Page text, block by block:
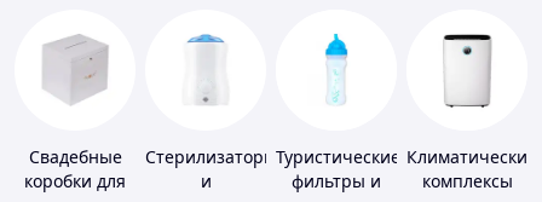
Свадебные
коробки для
Стерилизаторы
и
Туристические
фильтры и
Климатические
комплексы